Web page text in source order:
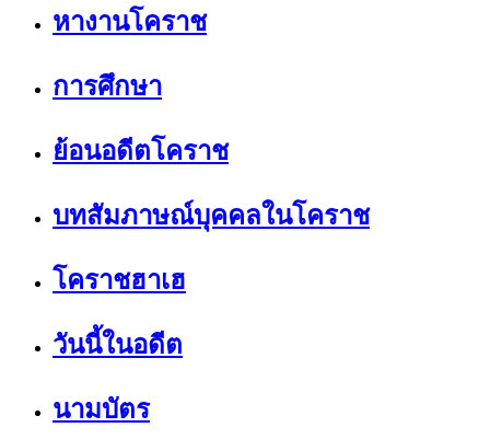
หางานโคราช
การศึกษา
ย้อนอดีตโคราช
บทสัมภาษณ์บุคคลในโคราช
โคราชฮาเฮ
วันนี้ในอดีต
นามบัตร